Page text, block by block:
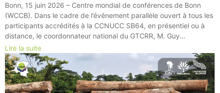
Bonn, 15 juin 2026 – Centre mondial de conférences de Bonn
(WCCB). Dans le cadre de l’événement parallèle ouvert à tous les
participants accrédités à la CCNUCC SB64, en présentiel ou à
distance, le coordonnateur national du GTCRR, M. Guy...
Lire la suite